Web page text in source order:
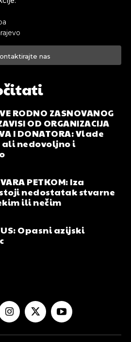
nas
RODNO ZASNOVANOG
OD ORGANIZACIJA
I DONATORA: Vlade
ali nedovoljno i
PETKOM: Iza
nedostatak stvarne
ili nečim
Opasni azijski